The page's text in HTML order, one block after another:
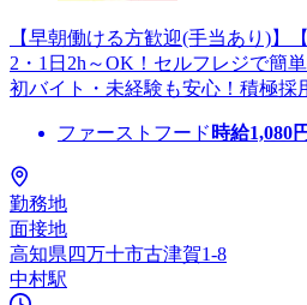
【早朝働ける方歓迎(手当あり)】
2・1日2h～OK！セルフレジで簡
初バイト・未経験も安心！積極採
ファーストフード 時給1,080
勤務地
面接地
高知県四万十市古津賀1-8
中村駅